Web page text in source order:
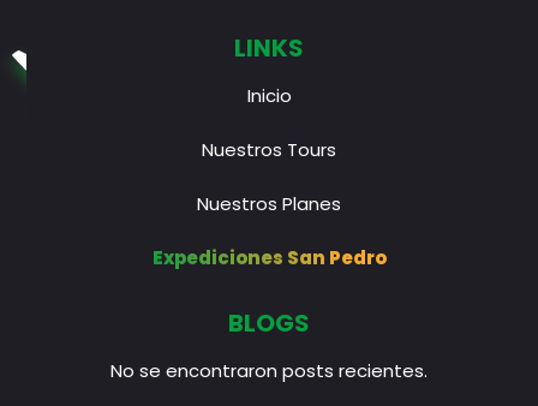
LINKS
Inicio
Nuestros Tours
Nuestros Planes
Expediciones San Pedro
BLOGS
No se encontraron posts recientes.